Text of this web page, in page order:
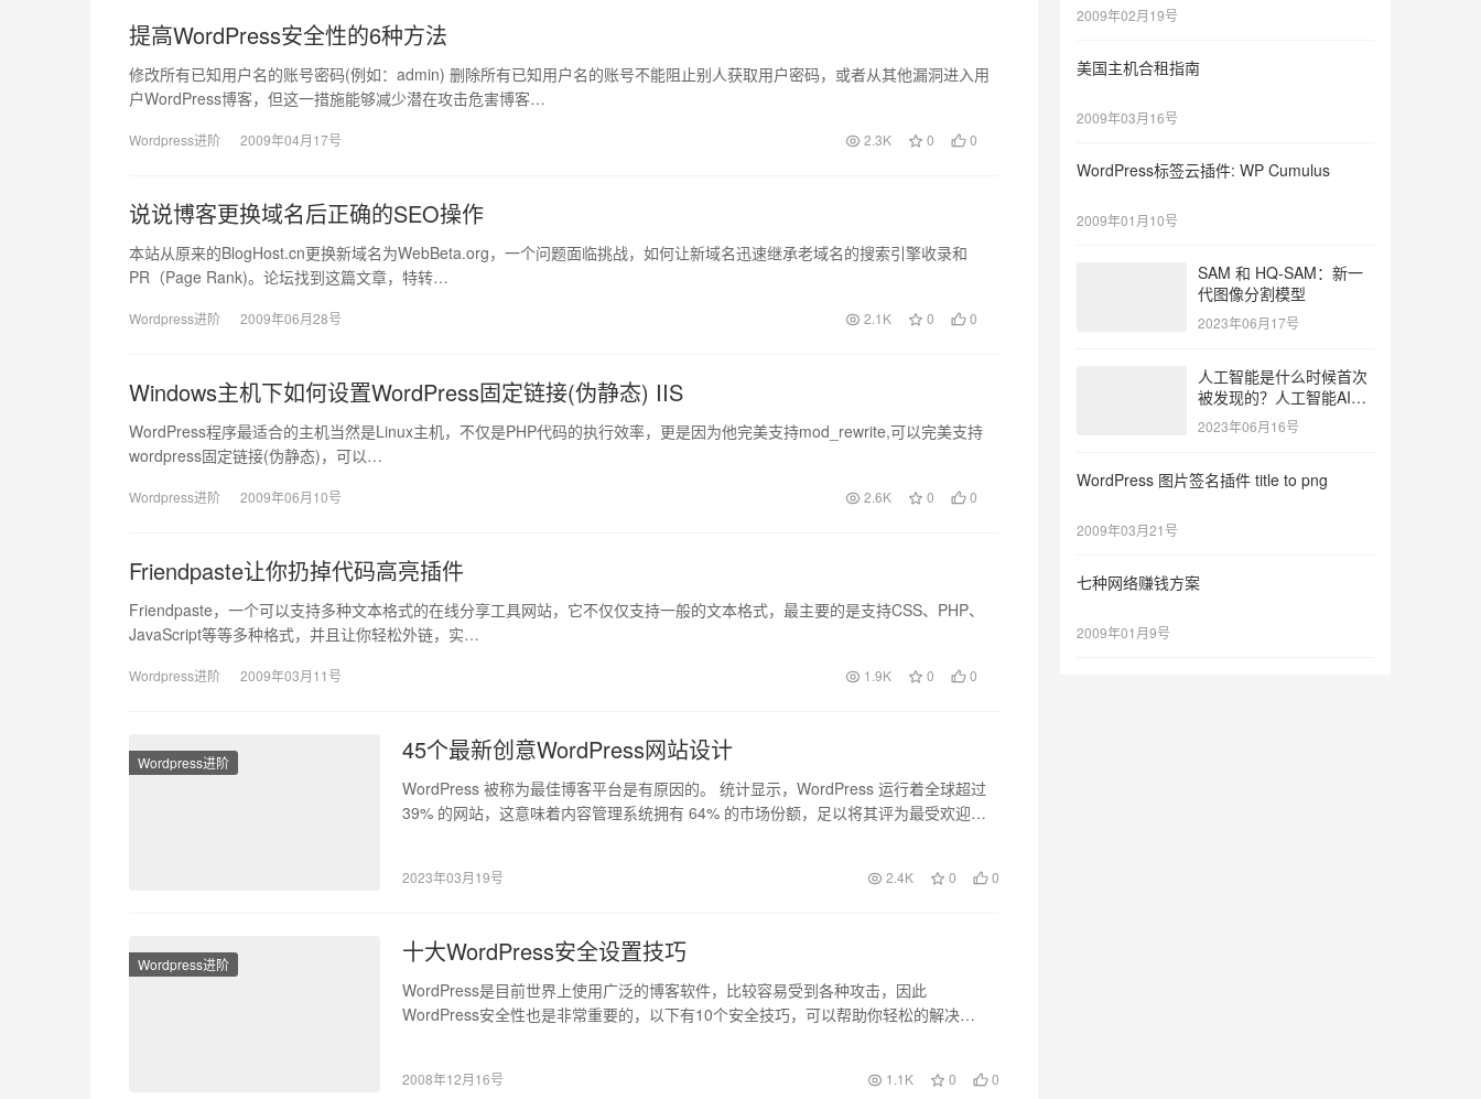
提高WordPress安全性的6种方法
修改所有已知用户名的账号密码(例如：admin) 删除所有已知用户名的账号不能阻止别人获取用户密码，或者从其他漏洞进入用
户WordPress博客，但这一措施能够减少潜在攻击危害博客…
Wordpress进阶 2009年04月17号 2.3K 0 0
说说博客更换域名后正确的SEO操作
本站从原来的BlogHost.cn更换新域名为WebBeta.org，一个问题面临挑战，如何让新域名迅速继承老域名的搜索引擎收录和
PR（Page Rank)。论坛找到这篇文章，特转…
Wordpress进阶 2009年06月28号 2.1K 0 0
Windows主机下如何设置WordPress固定链接(伪静态) IIS
WordPress程序最适合的主机当然是Linux主机，不仅是PHP代码的执行效率，更是因为他完美支持mod_rewrite,可以完美支持
wordpress固定链接(伪静态)，可以…
Wordpress进阶 2009年06月10号 2.6K 0 0
Friendpaste让你扔掉代码高亮插件
Friendpaste，一个可以支持多种文本格式的在线分享工具网站，它不仅仅支持一般的文本格式，最主要的是支持CSS、PHP、
JavaScript等等多种格式，并且让你轻松外链，实…
Wordpress进阶 2009年03月11号 1.9K 0 0
Wordpress进阶 45个最新创意WordPress网站设计
WordPress 被称为最佳博客平台是有原因的。 统计显示，WordPress 运行着全球超过
39% 的网站，这意味着内容管理系统拥有 64% 的市场份额，足以将其评为最受欢迎…
2023年03月19号 2.4K 0 0
Wordpress进阶 十大WordPress安全设置技巧
WordPress是目前世界上使用广泛的博客软件，比较容易受到各种攻击，因此
WordPress安全性也是非常重要的，以下有10个安全技巧，可以帮助你轻松的解决
2008年12月16号 1.1K 0 0
2009年02月19号
美国主机合租指南
2009年03月16号
WordPress标签云插件: WP Cumulus
2009年01月10号
SAM 和 HQ-SAM：新一
代图像分割模型
2023年06月17号
人工智能是什么时候首次
被发现的？人工智能AI的
历史
2023年06月16号
WordPress 图片签名插件 title to png
2009年03月21号
七种网络赚钱方案
2009年01月9号